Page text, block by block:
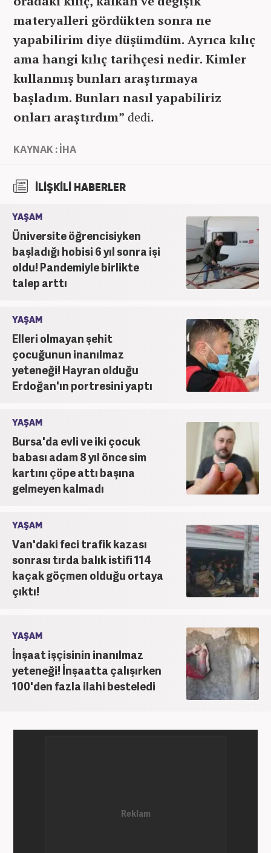
materyalleri gördükten sonra ne
yapabilirim diye düşümdüm. Ayrıca kılıç
ama hangi kılıç tarihçesi nedir. Kimler
kullanmış bunları araştırmaya
başladım. Bunları nasıl yapabiliriz
onları araştırdım” dedi.
KAYNAK : İHA
İLİŞKİLİ HABERLER
YAŞAM
Üniversite öğrencisiyken
başladığı hobisi 6 yıl sonra işi
oldu! Pandemiyle birlikte
talep arttı
YAŞAM
Elleri olmayan şehit
çocuğunun inanılmaz
yeteneği! Hayran olduğu
Erdoğan'ın portresini yaptı
YAŞAM
Bursa'da evli ve iki çocuk
babası adam 8 yıl önce sim
kartını çöpe attı başına
gelmeyen kalmadı
YAŞAM
Van'daki feci trafik kazası
sonrası tırda balık istifi 114
kaçak göçmen olduğu ortaya
çıktı!
YAŞAM
İnşaat işçisinin inanılmaz
yeteneği! İnşaatta çalışırken
100'den fazla ilahi besteledi